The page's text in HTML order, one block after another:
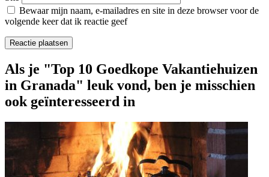
Bewaar mijn naam, e-mailadres en site in deze browser voor de
volgende keer dat ik reactie geef
Als je "Top 10 Goedkope Vakantiehuizen
in Granada" leuk vond, ben je misschien
ook geïnteresseerd in